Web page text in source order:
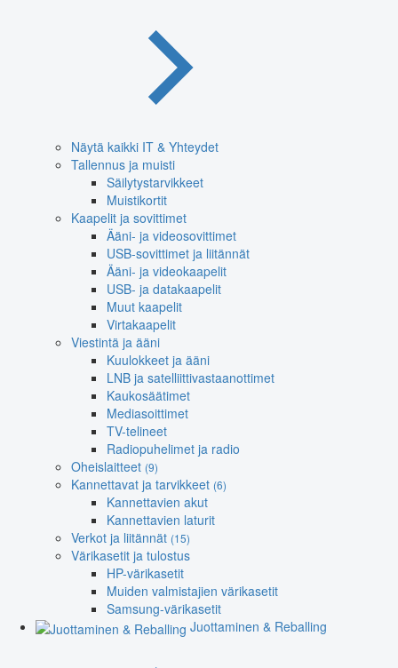
Näytä kaikki IT & Yhteydet
Tallennus ja muisti
Säilytystarvikkeet
Muistikortit
Kaapelit ja sovittimet
Ääni- ja videosovittimet
USB-sovittimet ja liitännät
Ääni- ja videokaapelit
USB- ja datakaapelit
Muut kaapelit
Virtakaapelit
Viestintä ja ääni
Kuulokkeet ja ääni
LNB ja satelliittivastaanottimet
Kaukosäätimet
Mediasoittimet
TV-telineet
Radiopuhelimet ja radio
Oheislaitteet (9)
Kannettavat ja tarvikkeet (6)
Kannettavien akut
Kannettavien laturit
Verkot ja liitännät (15)
Värikasetit ja tulostus
HP-värikasetit
Muiden valmistajien värikasetit
Samsung-värikasetit
Juottaminen & Reballing